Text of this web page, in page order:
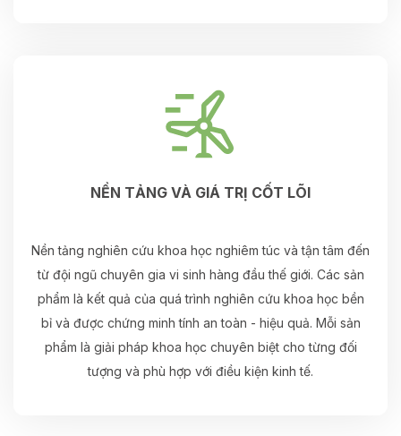
NỀN TẢNG VÀ GIÁ TRỊ CỐT LÕI
Nền tảng nghiên cứu khoa học nghiêm túc và tận tâm đến
từ đội ngũ chuyên gia vi sinh hàng đầu thế giới. Các sản
phẩm là kết quả của quá trình nghiên cứu khoa học bền
bỉ và được chứng minh tính an toàn - hiệu quả. Mỗi sản
phẩm là giải pháp khoa học chuyên biệt cho từng đối
tượng và phù hợp với điều kiện kinh tế.